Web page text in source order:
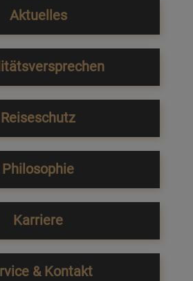
Aktuelles
Reiseschutz
Philosophie
Karriere
& Kontakt